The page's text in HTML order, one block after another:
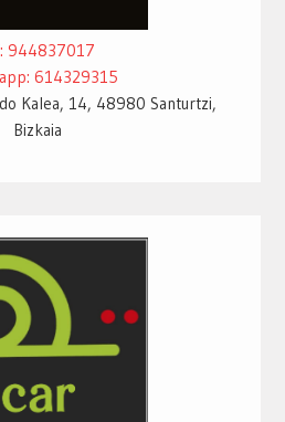
944837017
614329315
Kalea, 14, 48980 Santurtzi,
Bizkaia